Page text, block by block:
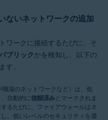
ないネットワークの追加
ワークに接続するたびに、そ
ブリックかを検知し、以下の
。
職場のネットワークなど）は、低
自動的に信頼済みとマークされま
るたびに、ファイアウォールはネ
、低いレベルのセキュリティを適